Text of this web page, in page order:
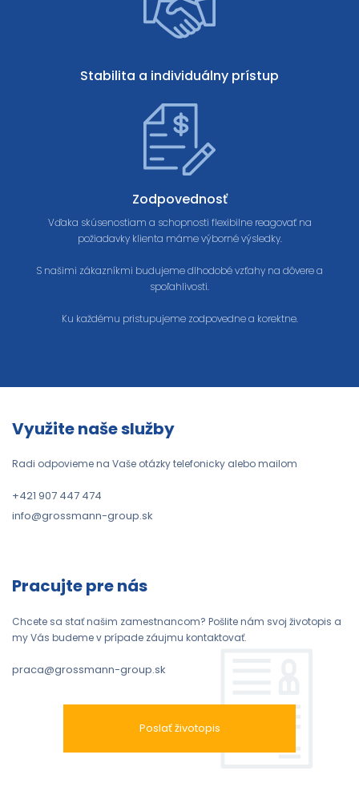
Stabilita a individuálny prístup
Zodpovednosť
Vďaka skúsenostiam a schopnosti flexibilne reagovať na
požiadavky klienta máme výborné výsledky.
S našimi zákazníkmi budujeme dlhodobé vzťahy na dôvere a
spoľahlivosti.
Ku každému pristupujeme zodpovedne a korektne.
Využite naše služby
Radi odpovieme na Vaše otázky telefonicky alebo mailom
+421 907 447 474
info@grossmann-group.sk
Pracujte pre nás
Chcete sa stať našim zamestnancom? Pošlite nám svoj životopis a
my Vás budeme v prípade záujmu kontaktovať.
praca@grossmann-group.sk
Poslať životopis